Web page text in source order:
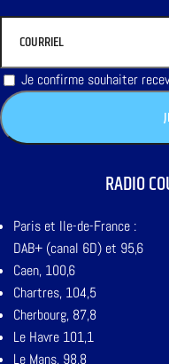
Je confirme souhaiter
RADIO
Paris et Ile-de-France :
DAB+ (canal 6D) et 95,6
Caen, 100,6
Chartres, 104,5
Cherbourg, 87,8
Le Havre 101,1
Le Mans, 98,8